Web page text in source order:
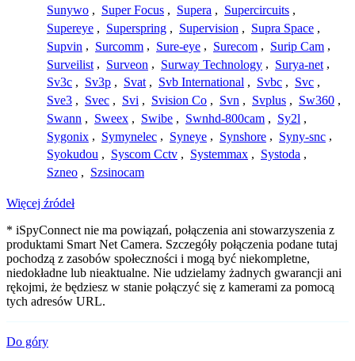
Sunywo , Super Focus , Supera , Supercircuits ,
Supereye , Superspring , Supervision , Supra Space ,
Supvin , Surcomm , Sure-eye , Surecom , Surip Cam ,
Surveilist , Surveon , Surway Technology , Surya-net ,
Sv3c , Sv3p , Svat , Svb International , Svbc , Svc ,
Sve3 , Svec , Svi , Svision Co , Svn , Svplus , Sw360 ,
Swann , Sweex , Swibe , Swnhd-800cam , Sy2l ,
Sygonix , Symynelec , Syneye , Synshore , Syny-snc ,
Syokudou , Syscom Cctv , Systemmax , Systoda ,
Szneo , Szsinocam
Więcej źródeł
* iSpyConnect nie ma powiązań, połączenia ani stowarzyszenia z
produktami Smart Net Camera. Szczegóły połączenia podane tutaj
pochodzą z zasobów społeczności i mogą być niekompletne,
niedokładne lub nieaktualne. Nie udzielamy żadnych gwarancji ani
rękojmi, że będziesz w stanie połączyć się z kamerami za pomocą
tych adresów URL.
Do góry